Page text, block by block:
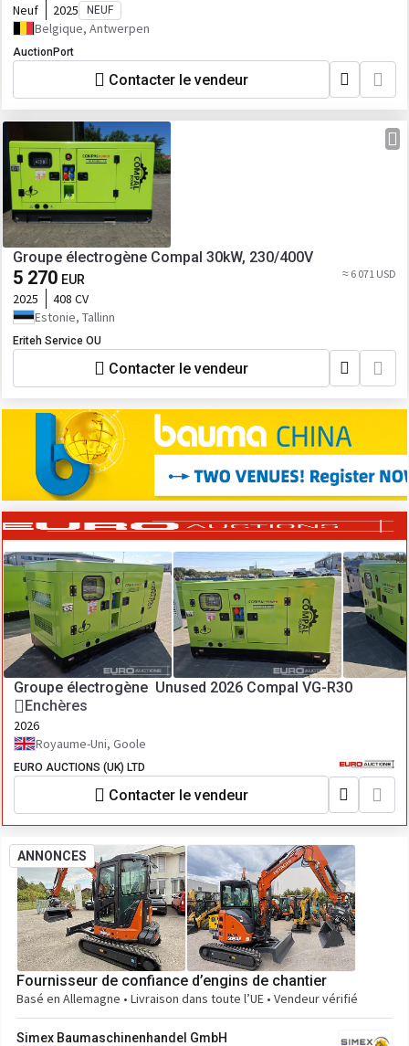
Neuf 2025 NEUF
Belgique, Antwerpen
AuctionPort
Contacter le vendeur
Groupe électrogène Compal 30kW, 230/400V
5 270 EUR ≈ 6 071 USD
2025
408 CV
Estonie, Tallinn
Eriteh Service OU
Contacter le vendeur
Groupe électrogène Unused 2026 Compal VG-R30
Enchères
2026
Royaume-Uni, Goole
EURO AUCTIONS (UK) LTD
Contacter le vendeur
ANNONCES
Fournisseur de confiance d’engins de chantier
Basé en Allemagne • Livraison dans toute l’UE • Vendeur vérifié
Simex Baumaschinenhandel GmbH